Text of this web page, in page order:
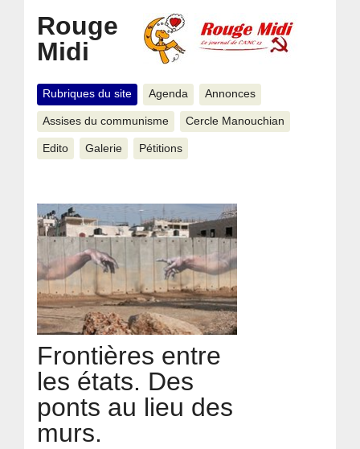
Rouge
Midi
Rubriques du site Agenda Annonces
Assises du communisme Cercle Manouchian
Edito Galerie Pétitions
Frontières entre
les états. Des
ponts au lieu des
murs.